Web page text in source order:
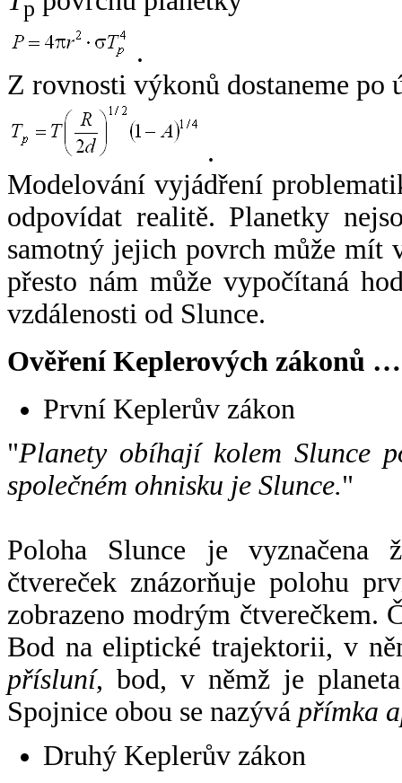
p
.
Z rovnosti výkonů dostaneme po
.
Modelování vyjádření
odpovídat realitě. Planetky
samotný jejich povrch může mít
přesto nám může vypočítaná
vzdálenosti od Slunce.
Ověření Keplerových zákonů …
První Keplerův zákon
"Planety obíhají kolem Slunce
společném ohnisku je Slunce."
Poloha Slunce je vyznačena
čtvereček znázorňuje polohu
zobrazeno modrým čtverečkem.
Bod na eliptické trajektorii, v
přísluní, bod, v němž je
Spojnice obou se nazývá přímka
Druhý Keplerův zákon